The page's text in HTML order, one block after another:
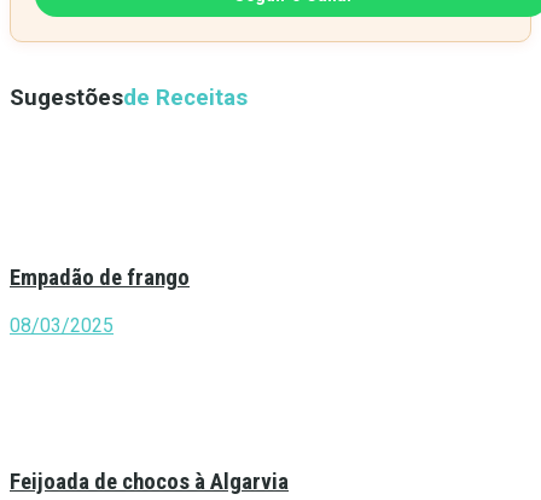
Sugestõesde Receitas
Empadão de frango
08/03/2025
Feijoada de chocos à Algarvia